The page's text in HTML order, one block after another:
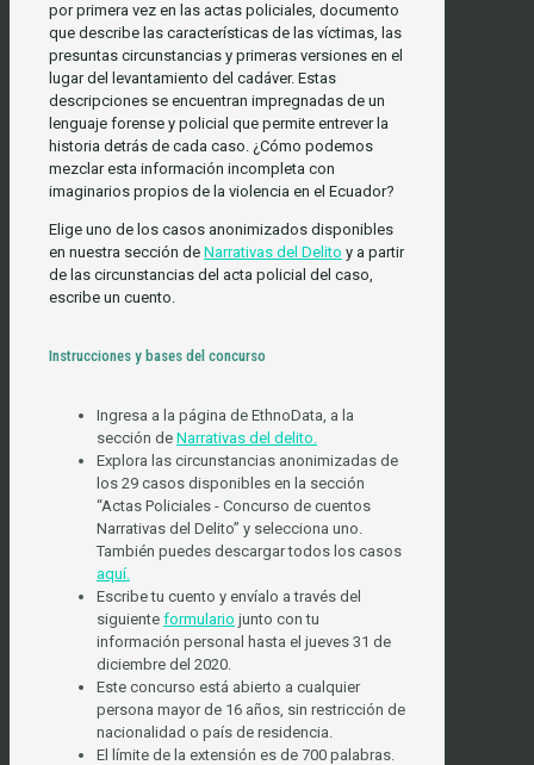
por primera vez en las actas policiales, documento
que describe las características de las víctimas, las
presuntas circunstancias y primeras versiones en el
lugar del levantamiento del cadáver. Estas
descripciones se encuentran impregnadas de un
lenguaje forense y policial que permite entrever la
historia detrás de cada caso. ¿Cómo podemos
mezclar esta información incompleta con
imaginarios propios de la violencia en el Ecuador?
Elige uno de los casos anonimizados disponibles
en nuestra sección de Narrativas del Delito y a partir
de las circunstancias del acta policial del caso,
escribe un cuento.
Instrucciones y bases del concurso
Ingresa a la página de EthnoData, a la
sección de Narrativas del delito.
Explora las circunstancias anonimizadas de
los 29 casos disponibles en la sección
“Actas Policiales - Concurso de cuentos
Narrativas del Delito” y selecciona uno.
También puedes descargar todos los casos
aquí.
Escribe tu cuento y envíalo a través del
siguiente formulario junto con tu
información personal hasta el jueves 31 de
diciembre del 2020.
Este concurso está abierto a cualquier
persona mayor de 16 años, sin restricción de
nacionalidad o país de residencia.
El límite de la extensión es de 700 palabras.